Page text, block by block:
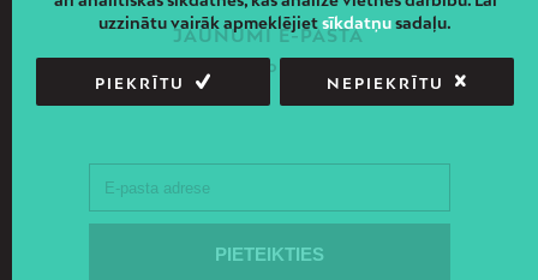
JAUNUMI E-PASTĀ
Piesakies un saņem jaunāko informāciju savā e-pastā!
uzzinātu vairāk apmeklējietsīkdatņusadaļu.
PIEKRĪTU NEPIEKRĪTU